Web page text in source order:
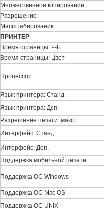
Множественное копирование
Разрешение
Масштабирование
ПРИНТЕР
Время страницы: Ч-Б
Время страницы: Цвет
Процессор:
Язык принтера: Станд.
Язык принтера: Доп.
Разрешение печати: макс.
Интерфейс: Станд.
Интерфейс: Доп.
Поддержка мобильной печати
Поддержка ОС Windows
Поддержка ОС Mac OS
Поддержка ОС UNIX